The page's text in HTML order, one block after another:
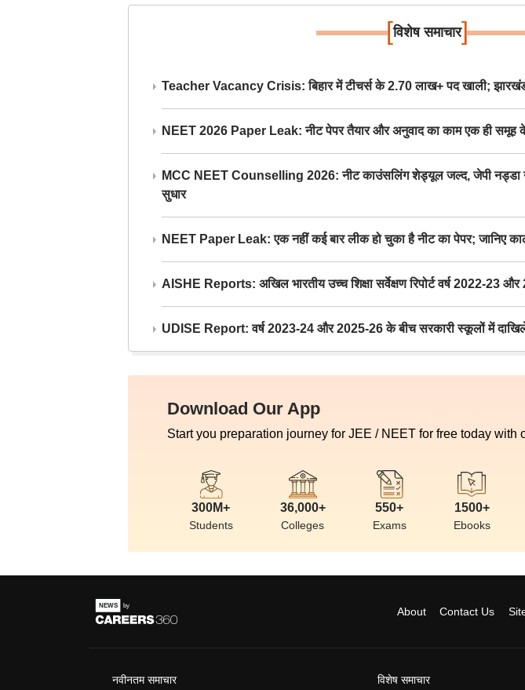
[विशेष समाचार]
Teacher Vacancy Crisis: बिहार में टीचर्स के 2.70 लाख+ पद खाली;
NEET 2026 Paper Leak: नीट पेपर तैयार और अनुवाद का काम एक ही समूह
MCC NEET Counselling 2026: नीट काउंसलिंग शेड्यूल जल्द, जेपी नड्डा ने
सुधार
NEET Paper Leak: एक नहीं कई बार लीक हो चुका है नीट का पेपर; जानिए
AISHE Reports: अखिल भारतीय उच्च शिक्षा सर्वेक्षण रिपोर्ट वर्ष 2022-23
UDISE Report: वर्ष 2023-24 और 2025-26 के बीच सरकारी स्कूलों में
Download Our App
Start you preparation journey for JEE / NEET for free today with
300M+
Students
36,000+
Colleges
550+
Exams
1500+
Ebooks
About Contact Us
नवीनतम समाचार विशेष समाचार